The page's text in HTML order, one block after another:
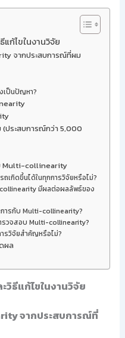
ก้ไขในงานวิจัย
จากประสบการณ์ที่ผม
เป็นปัญหา?
(ประสบการณ์กว่า 5,000
Multi-collinearity
เกิดขึ้นได้ในทุกการวิจัยหรือไม่?
collinearity มีผลต่อผลลัพธ์ของ
ารกับ Multi-collinearity?
รวจสอบ Multi-collinearity?
รวิจัยสำคัญหรือไม่?
ผล
ธีแก้ไขในงานวิจัย
จากประสบการณ์ที่